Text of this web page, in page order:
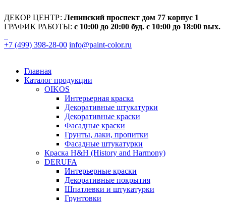
ДЕКОР ЦЕНТР: Ленинский проспект дом 77 корпус 1
ГРАФИК РАБОТЫ: с 10:00 до 20:00 буд. с 10:00 до 18:00 вых.
+7 (499) 398-28-00 info@paint-color.ru
Главная
Каталог продукции
OIKOS
Интерьерная краска
Декоративные штукатурки
Декоративные краски
Фасадные краски
Грунты, лаки, пропитки
Фасадные штукатурки
Краска H&H (History and Harmony)
DERUFA
Интерьерные краски
Декоративные покрытия
Шпатлевки и штукатурки
Грунтовки